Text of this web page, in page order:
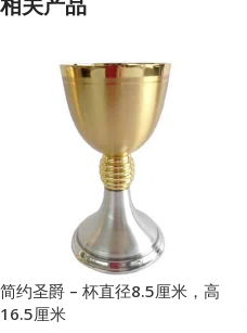
简约圣爵 – 杯直径8.5厘米，高
16.5厘米